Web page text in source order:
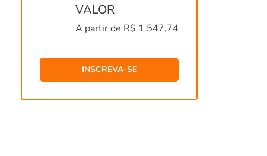
VALOR
A partir de R$ 1.547,74
INSCREVA-SE